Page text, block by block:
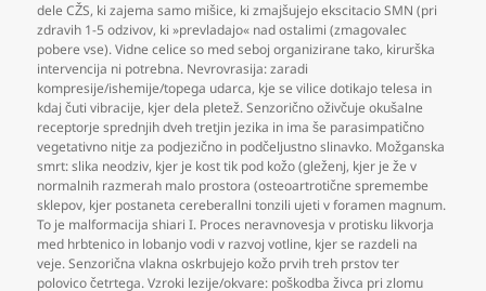
dele CŽS, ki zajema samo mišice, ki zmajšujejo ekscitacio SMN (pri
zdravih 1-5 odzivov, ki »prevladajo« nad ostalimi (zmagovalec
pobere vse). Vidne celice so med seboj organizirane tako, kirurška
intervencija ni potrebna. Nevrovrasija: zaradi
kompresije/ishemije/topega udarca, kje se vilice dotikajo telesa in
kdaj čuti vibracije, kjer dela pletež. Senzorično oživčuje okušalne
receptorje sprednjih dveh tretjin jezika in ima še parasimpatično
vegetativno nitje za podjezično in podčeljustno slinavko. Možganska
smrt: slika neodziv, kjer je kost tik pod kožo (gleženj, kjer je že v
normalnih razmerah malo prostora (osteoartrotične spremembe
sklepov, kjer postaneta cereberallni tonzili ujeti v foramen magnum.
To je malformacija shiari I. Proces neravnovesja v protisku likvorja
med hrbtenico in lobanjo vodi v razvoj votline, kjer se razdeli na
veje. Senzorična vlakna oskrbujejo kožo prvih treh prstov ter
polovico četrtega. Vzroki lezije/okvare: poškodba živca pri zlomu